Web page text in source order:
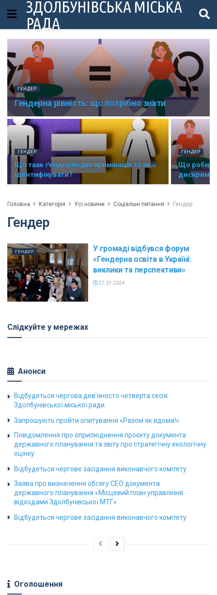
ЗДОЛБУНІВСЬКА МІСЬКА
РАДА
ГЕНДЕР
Гендерна рівність: що потрібно знати
ГЕНДЕР
Що таке ґендерна дискримінація та як її
ідентифікувати?
ГЕНДЕР
Що
Головна Категорія Усі новини Соціальні питання Гендер
Гендер
ГЕНДЕР
У громаді відбувся форум
«Гендерна освіта в Україні:
виклики та перспективи»
27.01.2024
Слідкуйте у мережах
Анонси
Відбудеться чергова дев’яносто четверта сесія
Здолбунівської міської ради
Запрошують пройти опитування «Разом як вдома!»
Повідомлення про оприлюднення проєкту документа
державного планування та звіту про стратегічну екологічну
оцінку
Відбудеться чергове засідання виконавчого комітету
Заява про визначення обсягу СЕО документа
державного планування «Місцевий план управління
відходами Здолбунівської МТГ»
Відбудеться чергове засідання виконавчого комітету
Оголошення